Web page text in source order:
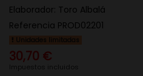
Elaborador: Toro Albalá
Referencia PROD02201
Unidades limitadas
30,70 €
Impuestos incluidos